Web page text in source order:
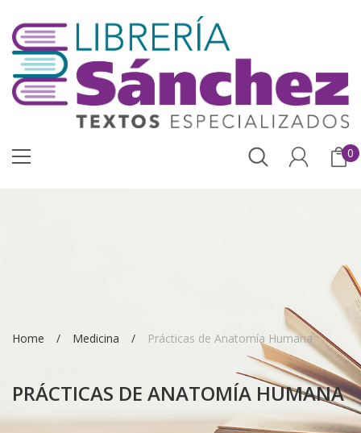
0
Home Medicina Prácticas de Anatomía Humana
PRÁCTICAS DE ANATOMÍA HUMANA